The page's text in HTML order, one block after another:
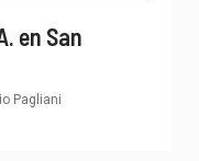
en San
Pagliani